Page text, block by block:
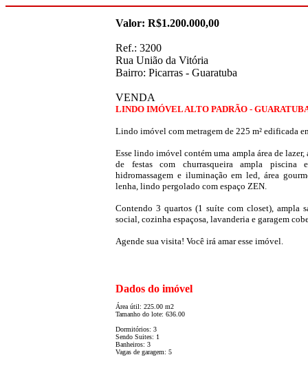
Valor: R$1.200.000,00
Ref.: 3200
Rua União da Vitória
Bairro: Picarras - Guaratuba
VENDA
LINDO IMÓVEL ALTO PADRÃO -
Lindo imóvel com metragem de 225 m² edificada
Esse lindo imóvel contém uma ampla área de lazer,
de festas com churrasqueira ampla piscina
hidromassagem e iluminação em led, área
lenha, lindo pergolado com espaço ZEN.
Contendo 3 quartos (1 suíte com closet), ampla
social, cozinha espaçosa, lavanderia e garagem
Agende sua visita! Você irá amar esse imóvel.
Dados do imóvel
Área útil: 225.00 m2
Tamanho do lote: 636.00
Dormitórios: 3
Sendo Suites: 1
Banheiros: 3
Vagas de garagem: 5